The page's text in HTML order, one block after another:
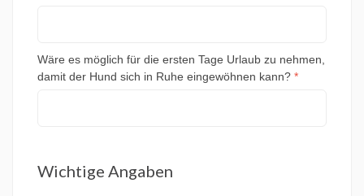
Wäre es möglich für die ersten Tage Urlaub zu nehmen,
damit der Hund sich in Ruhe eingewöhnen kann? *
Wichtige Angaben